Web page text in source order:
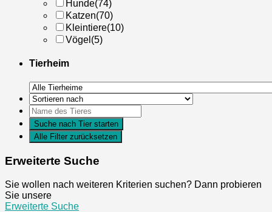
Hunde(74)
Katzen(70)
Kleintiere(10)
Vögel (5)
Tierheim
Erweiterte Suche
Sie wollen nach weiteren Kriterien suchen? Dann probieren
Sie unsere
Erweiterte Suche